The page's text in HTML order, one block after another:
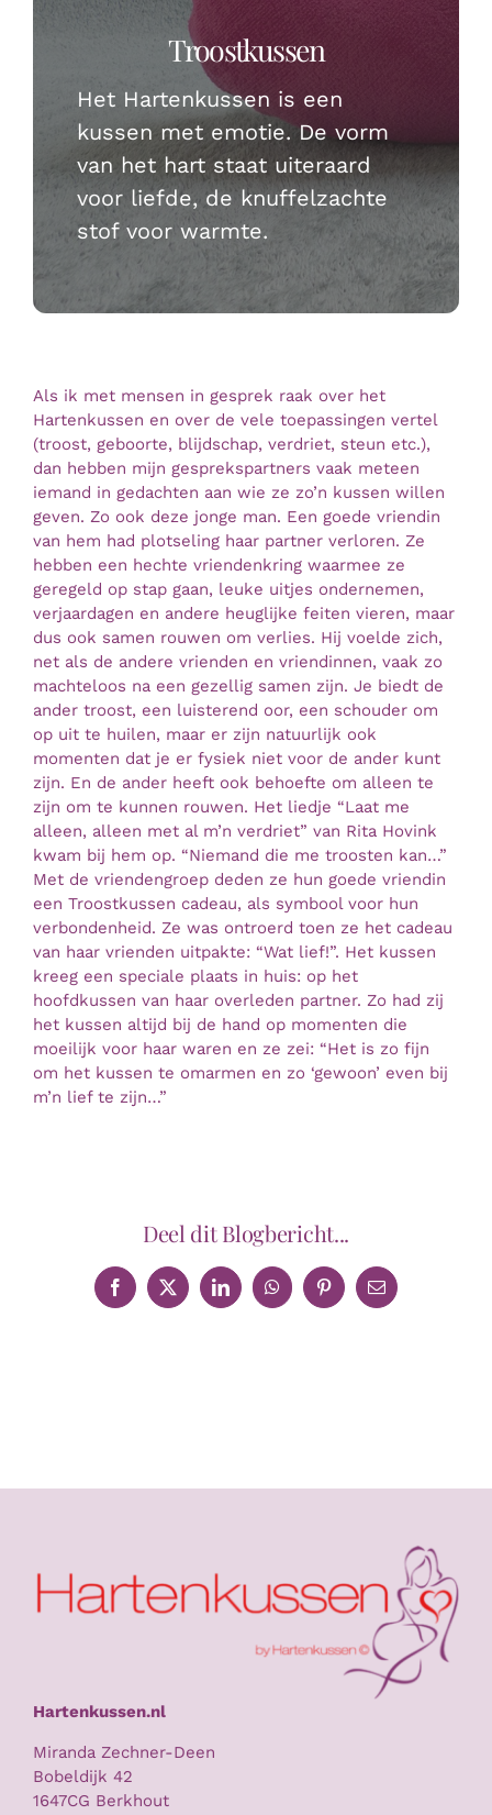
Winkelwagen
Troostkussen
Het Hartenkussen is een
kussen met emotie. De vorm
van het hart staat uiteraard
voor liefde, de knuffelzachte
stof voor warmte.
Als ik met mensen in gesprek raak over het
Hartenkussen en over de vele toepassingen vertel
(troost, geboorte, blijdschap, verdriet, steun etc.),
dan hebben mijn gesprekspartners vaak meteen
iemand in gedachten aan wie ze zo’n kussen willen
geven. Zo ook deze jonge man. Een goede vriendin
van hem had plotseling haar partner verloren. Ze
hebben een hechte vriendenkring waarmee ze
geregeld op stap gaan, leuke uitjes ondernemen,
verjaardagen en andere heuglijke feiten vieren, maar
dus ook samen rouwen om verlies. Hij voelde zich,
net als de andere vrienden en vriendinnen, vaak zo
machteloos na een gezellig samen zijn. Je biedt de
ander troost, een luisterend oor, een schouder om
op uit te huilen, maar er zijn natuurlijk ook
momenten dat je er fysiek niet voor de ander kunt
zijn. En de ander heeft ook behoefte om alleen te
zijn om te kunnen rouwen. Het liedje “Laat me
alleen, alleen met al m’n verdriet” van Rita Hovink
kwam bij hem op. “Niemand die me troosten kan…”
Met de vriendengroep deden ze hun goede vriendin
een Troostkussen cadeau, als symbool voor hun
verbondenheid. Ze was ontroerd toen ze het cadeau
van haar vrienden uitpakte: “Wat lief!”. Het kussen
kreeg een speciale plaats in huis: op het
hoofdkussen van haar overleden partner. Zo had zij
het kussen altijd bij de hand op momenten die
moeilijk voor haar waren en ze zei: “Het is zo fijn
om het kussen te omarmen en zo ‘gewoon’ even bij
m’n lief te zijn…”
Deel dit Blogbericht...
Facebook
X LinkedInWhatsAppPinterestE-
mail
Hartenkussen.nl
Miranda Zechner-Deen
Bobeldijk 42
1647CG Berkhout